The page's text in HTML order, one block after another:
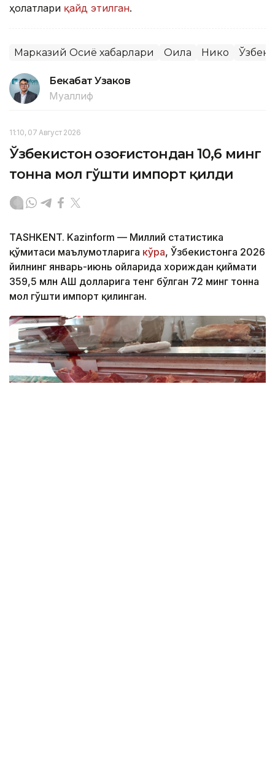
ҳолатлари қайд этилган.
Марказий Осиё хабарлари Оила Никоҳ
Бекабат Узаков
Муаллиф
11:10, 07 Август 2026
Ўзбекистон Қозоғистондан 10,6 минг
тонна мол гўшти импорт қилди
TASHKENT. Kazinform — Миллий статистика
қўмитаси маълумотларига кўра, Ўзбекистонга 2026
йилнинг январь-июнь ойларида хориждан қиймати
359,5 млн АҚШ долларига тенг бўлган 72 минг тонна
мол гўшти импорт қилинган.